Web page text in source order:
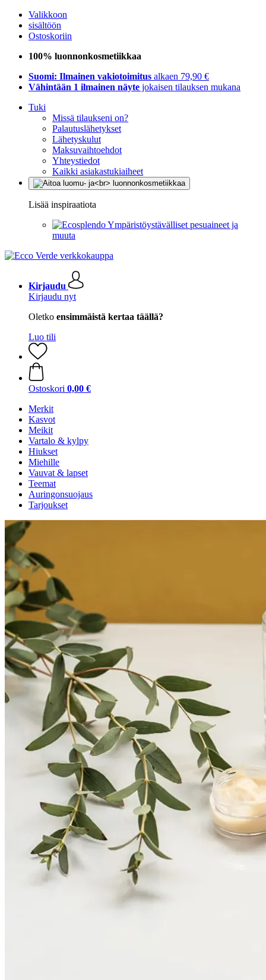
Valikkoon
sisältöön
Ostoskoriin
100% luonnonkosmetiikkaa
Suomi: Ilmainen vakiotoimitus alkaen 79,90 €
Vähintään 1 ilmainen näyte jokaisen tilauksen mukana
Tuki
Missä tilaukseni on?
Palautuslähetykset
Lähetyskulut
Maksuvaihtoehdot
Yhteystiedot
Kaikki asiakastukiaiheet
Lisää inspiraatiota
Ympäristöystävälliset pesuaineet ja
muuta
Kirjaudu
Kirjaudu nyt
Oletko ensimmäistä kertaa täällä?
Luo tili
Ostoskori 0,00 €
Merkit
Kasvot
Meikit
Vartalo & kylpy
Hiukset
Miehille
Vauvat & lapset
Teemat
Auringonsuojaus
Tarjoukset